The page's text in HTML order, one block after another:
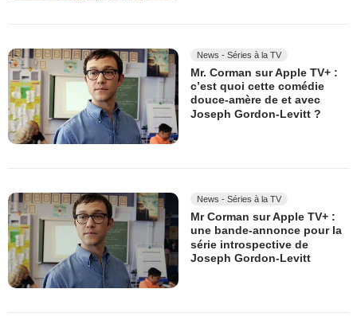
News - Séries à la TV
Mr. Corman sur Apple TV+ :
c’est quoi cette comédie
douce-amère de et avec
Joseph Gordon-Levitt ?
News - Séries à la TV
Mr Corman sur Apple TV+ :
une bande-annonce pour la
série introspective de
Joseph Gordon-Levitt